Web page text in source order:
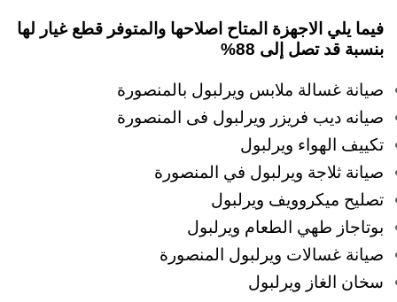
فيما يلي الاجهزة المتاح اصلاحها والمتوفر قطع غيار لها
بنسبة قد تصل إلى 88%
صيانة غسالة ملابس ويرلبول بالمنصورة
صيانه ديب فريزر ويرلبول فى المنصورة
تكييف الهواء ويرلبول
صيانة ثلاجة ويرلبول في المنصورة
تصليح ميكروويف ويرلبول
بوتاجاز طهي الطعام ويرلبول
صيانة غسالات ويرلبول المنصورة
سخان الغاز ويرلبول